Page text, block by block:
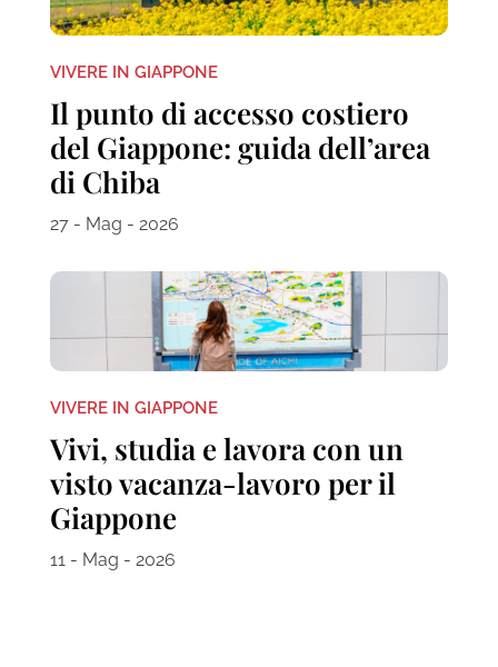
VIVERE IN GIAPPONE
Il punto di accesso costiero
del Giappone: guida dell’area
di Chiba
27 - Mag - 2026
VIVERE IN GIAPPONE
Vivi, studia e lavora con un
visto vacanza-lavoro per il
Giappone
11 - Mag - 2026